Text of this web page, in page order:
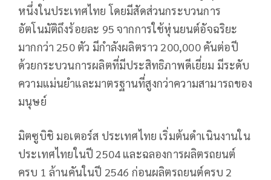
หนึ่งในประเทศไทย โดยมีสัดส่วนกระบวนการ
อัตโนมัติถึงร้อยละ 95 จากการใช้หุ่นยนต์อัจฉริยะ
มากกว่า 250 ตัว มีกำลังผลิตราว 200,000 คันต่อปี
ด้วยกระบวนการผลิตที่มีประสิทธิภาพดีเยี่ยม มีระดับ
ความแม่นยำและมาตรฐานที่สูงกว่าความสามารถของ
มนุษย์
มิตซูบิชิ มอเตอร์ส ประเทศไทย เริ่มต้นดำเนินงานใน
ประเทศไทยในปี 2504 และฉลองการผลิตรถยนต์
ครบ 1 ล้านคันในปี 2546 ก่อนผลิตรถยนต์ครบ 2